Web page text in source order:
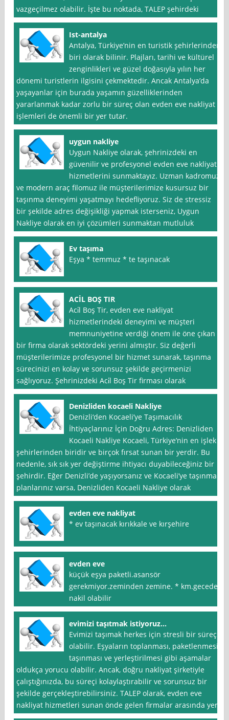
vazgeçilmez olabilir. İşte bu noktada, TALEP şehirdeki
Ist-antalya
Antalya, Türkiye’nin en turistik şehirlerinden
biri olarak bilinir. Plajları, tarihi ve kültürel
zenginlikleri ve güzel doğasıyla yılın her
dönemi turistlerin ilgisini çekmektedir. Ancak Antalya’da
yaşayanlar için burada yaşamın güzelliklerinden
yararlanmak kadar zorlu bir süreç olan evden eve nakliyat
işlemleri de önemli bir yer tutar.
uygun nakliye
Uygun Nakliye olarak, şehrinizdeki en
güvenilir ve profesyonel evden eve nakliyat
hizmetlerini sunmaktayız. Uzman kadromuz
ve modern araç filomuz ile müşterilerimize kusursuz bir
taşınma deneyimi yaşatmayı hedefliyoruz. Siz de stressiz
bir şekilde adres değişikliği yapmak isterseniz, Uygun
Nakliye olarak en iyi çözümleri sunmaktan mutluluk
Ev taşıma
Eşya * temmuz * te taşınacak
ACİL BOŞ TIR
Aci̇l Boş Tir, evden eve nakliyat
hizmetlerindeki deneyimi ve müşteri
memnuniyetine verdiği önem ile öne çıkan
bir firma olarak sektördeki yerini almıştır. Siz değerli
müşterilerimize profesyonel bir hizmet sunarak, taşınma
sürecinizi en kolay ve sorunsuz şekilde geçirmenizi
sağlıyoruz. Şehrinizdeki Aci̇l Boş Tir firması olarak
Denizliden kocaeli Nakliye
Denizli‘den Kocaeli’ye Taşımacılık
İhtiyaçlarınız İçin Doğru Adres: Denizliden
Kocaeli Nakliye Kocaeli, Türkiye’nin en işlek
şehirlerinden biridir ve birçok fırsat sunan bir yerdir. Bu
nedenle, sık sık yer değiştirme ihtiyacı duyabileceğiniz bir
şehirdir. Eğer Denizli’de yaşıyorsanız ve Kocaeli’ye taşınma
planlarınız varsa, Denizliden Kocaeli Nakliye olarak
evden eve nakliyat
* ev taşınacak kırıkkale ve kırşehire
evden eve
küçük eşya paketli.asansör
gerekmiyor.zeminden zemine. * km.gecede
nakil olabilir
evimizi taşıtmak istiyoruz…
Evimizi taşımak herkes için stresli bir süreç
olabilir. Eşyaların toplanması, paketlenmesi,
taşınması ve yerleştirilmesi gibi aşamalar
oldukça yorucu olabilir. Ancak, doğru nakliyat şirketiyle
çalıştığınızda, bu süreçi kolaylaştırabilir ve sorunsuz bir
şekilde gerçekleştirebilirsiniz. TALEP olarak, evden eve
nakliyat hizmetleri sunan önde gelen firmalar arasında yer